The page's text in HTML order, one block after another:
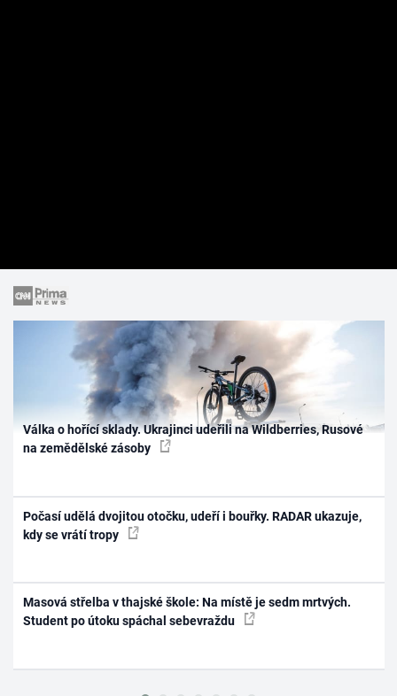
Válka o hořící sklady. Ukrajinci udeřili na Wildberries, Rusové
na zemědělské zásoby
Počasí udělá dvojitou otočku, udeří i bouřky. RADAR ukazuje,
kdy se vrátí tropy
Masová střelba v thajské škole: Na místě je sedm mrtvých.
Student po útoku spáchal sebevraždu